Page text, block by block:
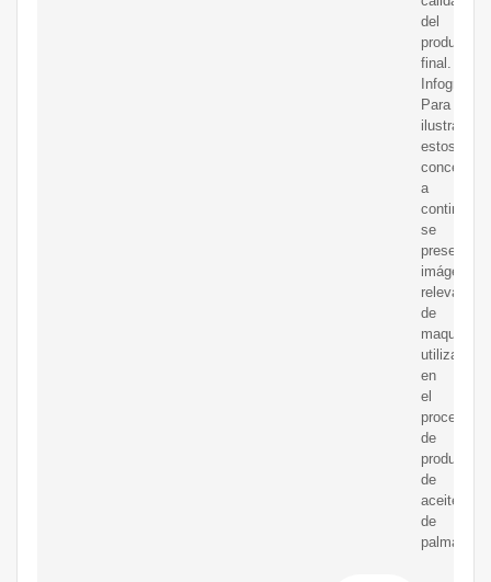
del
producto
final.
Infografía.
Para
ilustrar
estos
conceptos,
a
se
presentan
imágenes
relevantes
de
maquinaria
utilizada
en
el
proceso
de
producción
de
aceite
de
palma: